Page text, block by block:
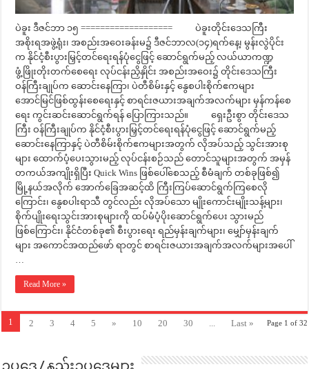
ပဲခူး ဒီဇင်ဘာ ၁၅ =================== ပဲခူးတိုင်းဒေသကြီး
အစိုးရအဖွဲ့ရုံး၊ အစည်းအဝေးခန်းမ၌ ဒီဇင်ဘာလ(၁၄)ရက်နေ့၊ မွန်းလွဲပိုင်း
က နိုင်ငံ့စီးပွားမြှင့်တင်ရေးရန်ပုံငွေဖြင့် ဆောင်ရွက်မည့် လယ်ယာကဏ္ဍ
ဖွံ့ဖြိုးတိုးတက်စေရေး လုပ်ငန်းညှိနှိုင်း အစည်းအဝေး၌ တိုင်းဒေသကြီး
ဝန်ကြီးချုပ်က ဆောင်းနေကြာ၊ ပဲတီစိမ်းနှင့် နွေစပါးစိုက်ဧကများ
အောင်မြင်ဖြစ်ထွန်းစေရေးနှင့် စာရင်းဇယားအချက်အလက်များ မှန်ကန်စေ
ရေး ကွင်းဆင်းဆောင်ရွက်ရန် ပြောကြားသည်။ ရှေးဦးစွာ တိုင်းဒေသ
ကြီး ဝန်ကြီးချုပ်က နိုင်ငံ့စီးပွားမြှင့်တင်ရေးရန်ပုံငွေဖြင့် ဆောင်ရွက်မည့်
ဆောင်းနေကြာနှင့် ပဲတီစိမ်းစိုက်ဧကများအတွက် လိုအပ်သည့် သွင်းအားစု
များ ထောက်ပံ့ပေးသွားမည့် လုပ်ငန်းစဉ်သည် တောင်သူများအတွက် အမှန်
တကယ်အကျိုးရှိပြီး Quick Wins ဖြစ်ပေါ်စေသည့် စီမံချက် တစ်ခုဖြစ်၍
မြို့နယ်အလိုက် အောက်ခြေအဆင့်ထိ ကြီးကြပ်ဆောင်ရွက်ကြစေလို
ကြောင်း၊ နွေစပါးရာသီ တွင်လည်း လိုအပ်သော မျိုးကောင်းမျိုးသန့်များ၊
စိုက်ပျိုးရေးသွင်းအားစုများကို ထပ်မံပံ့ပိုးဆောင်ရွက်ပေး သွားမည်
ဖြစ်ကြောင်း၊ နိုင်ငံတစ်ခု၏ စီးပွားရေး ရည်မှန်းချက်များ၊ မျှော်မှန်းချက်
များ အကောင်အထည်ဖော် ရာတွင် စာရင်းဇယားအချက်အလက်များအပေါ်
Read More »
Page 1 of 32
1 2 3 4 5 » 10 20 30 Last »